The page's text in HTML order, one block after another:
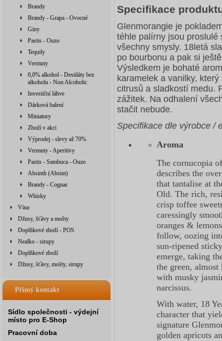
Brandy
Brandy - Grapa - Ovocné
Giny
Pastis - Ouzo
Tequily
Vermuty
0,0% alkohol - Destiláty bez
alkoholu - Non Alcoholic
Investiční láhve
Dárková balení
Miniatury
Zboží v akci
Výprodej - slevy až 70%
Vermuty - Aperitivy
Pastis - Sambuca - Ouzo
Absinth (Absint)
Brandy - Cognac
Whisky
Vína
Džusy, šťávy a mošty
Doplňkové zboží - POS
Nealko - sirupy
Doplňkové zboží
Džusy, šťávy, mošty, sirupy
Přímý kontakt
Sídlo společnosti - výdejní
místo pro E-Shop
Pracovní doba
Specifikace
Glenmorangie je
téhle palírny jsou
všechny smysly. 18letá
po bourbonu a pak si
Výsledkem je bohaté
karamelek a vanilky,
citrusů a sladkostí medu.
zážitek. Na odhalení
stačit nebude.
Specifikace dle výrobce /
Aroma
The cornucopia
describes the
that tantalise at
Old. The rich,
crisp toffee
caressingly
oranges &
follow, oozing
sun-ripened
emerge, taking
the green,
with musky
narcissus.
With water, 18
character that
signature
golden apricots